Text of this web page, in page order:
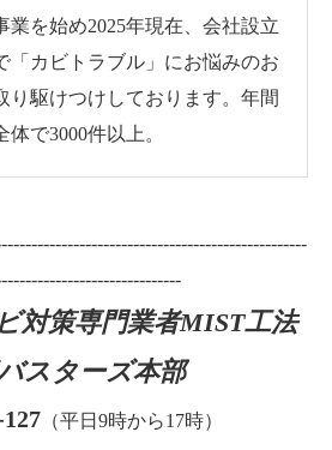
業を始め2025年現在、会社設立
「カビトラブル」にお悩みのお
り駆けつけしております。年間
で3000件以上。
対策専門業者MIST工法
スターズ本部
（平日9時から17時）